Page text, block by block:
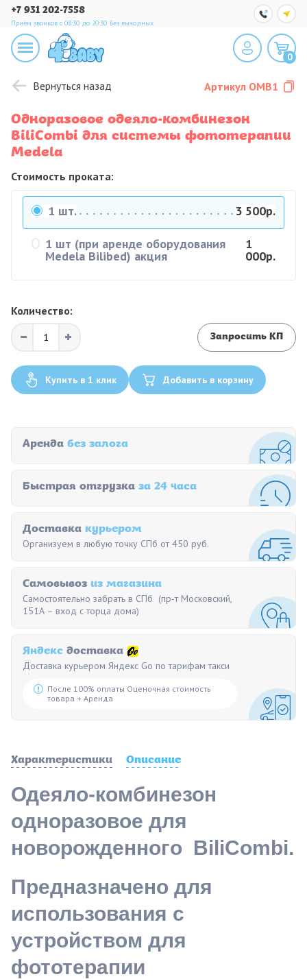
+7 931 202-7558
Приём звонков с 08:30 до 20:30 Без выходных
0
Вернуться назад Артикул OMB1
Одноразовое одеяло-комбинезон
BiliCombi для системы фототерапии
Medela
Стоимость проката:
1 шт. 3 500р.
1 шт (при аренде оборудования
Medela Bilibed) акция
1
000р.
Количество:
Запросить КП
Купить в 1 клик Добавить в корзину
Аренда без залога
Быстрая отгрузка за 24 часа
Доставка курьером
Организуем в любую точку СПб от 450 руб.
Самовывоз из магазина
Самостоятельно забрать в СПб (пр-т Московский,
151А – вход с торца дома)
Яндекс доставка
Доставка курьером Яндекс Go по тарифам такси
После 100% оплаты Оценочная стоимость
товара + Аренда
Характеристики Описание
Одеяло-комбинезон
одноразовое для
новорожденного BiliCombi.
Предназначено для
использования с
устройством для
фототерапии